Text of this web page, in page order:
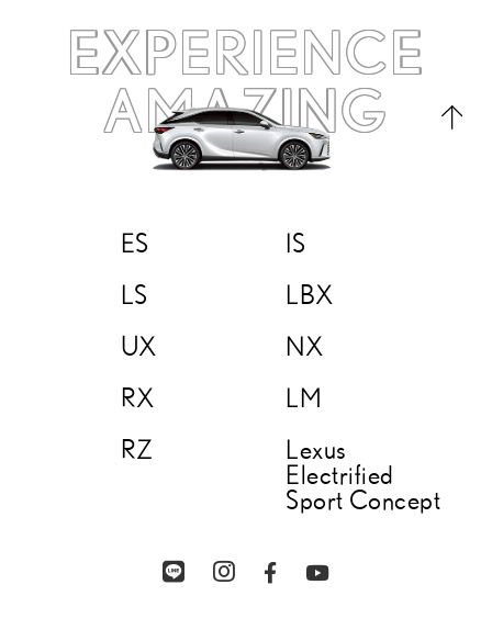
EXPERIENCE
AMAZING
ES
IS
LS
LBX
UX
NX
RX
LM
RZ
Lexus
Electrified
Sport Concept